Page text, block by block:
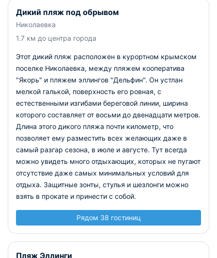
Дикий пляж под обрывом
Николаевка
1.7 км до центра города
Этот дикий пляж расположен в курортном крымском
поселке Николаевка, между пляжем кооператива
"Якорь" и пляжем эллингов "Дельфин". Он устлан
мелкой галькой, поверхность его ровная, с
естественными изгибами береговой линии, ширина
которого составляет от восьми до двенадцати метров.
Длина этого дикого пляжа почти километр, что
позволяет ему разместить всех желающих даже в
самый разгар сезона, в июле и августе. Тут всегда
можно увидеть много отдыхающих, которых не пугают
отсутствие даже самых минимальных условий для
отдыха. Защитные зонты, стулья и шезлонги можно
взять в прокате и принести с собой.
Рядом 38 гостиниц
Пляж Эллинги